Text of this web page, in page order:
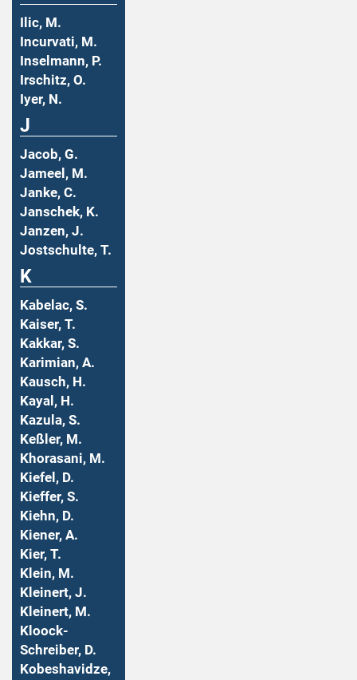
Ilic, M.
Incurvati, M.
Inselmann, P.
Irschitz, O.
Iyer, N.
J
Jacob, G.
Jameel, M.
Janke, C.
Janschek, K.
Janzen, J.
Jostschulte, T.
K
Kabelac, S.
Kaiser, T.
Kakkar, S.
Karimian, A.
Kausch, H.
Kayal, H.
Kazula, S.
Keßler, M.
Khorasani, M.
Kiefel, D.
Kieffer, S.
Kiehn, D.
Kiener, A.
Kier, T.
Klein, M.
Kleinert, J.
Kleinert, M.
Kloock-
Schreiber, D.
Kobeshavidze,